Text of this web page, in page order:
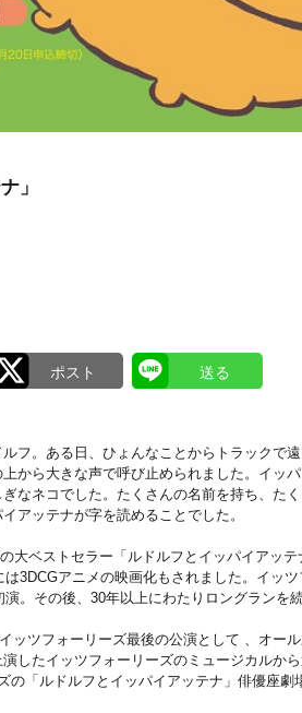
」
フ。ある日、ひょんなことからトラックで
から大きな声で呼び止められました。イッ
なネコでした。たくさんの名前を持ち、た
ッテナが字を読めることでした。
大ベストセラー「ルドルフとイッパイアッ
3DCGアニメの映画化もされました。イッ
。その後、30年以上にわたりロングランを
ッツフォーリーズ最後の公演として 、オー
したイッツフォーリーズのミュージカルか
の「ルドルフとイッパイアッテナ」俳優座劇